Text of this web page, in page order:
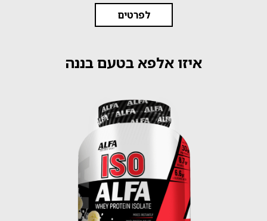
לפרטים
איזו אלפא בטעם בננה